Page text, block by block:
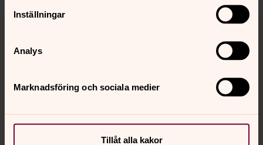
Inställningar
Analys
Marknadsföring och sociala medier
Tillåt alla kakor
Tillbaka till toppen
Tillbaka till innehållet
Kalender